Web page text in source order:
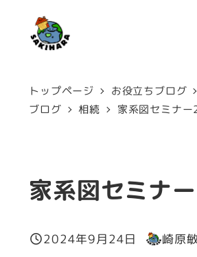
トップページ お役立ちブログ
ブログ
相続 家系図セミナー
家系図セミナ
投稿日
2024年9月24日
著
崎原